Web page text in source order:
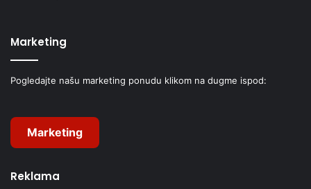
Marketing
Pogledajte našu marketing ponudu klikom na dugme ispod:
Marketing
Reklama